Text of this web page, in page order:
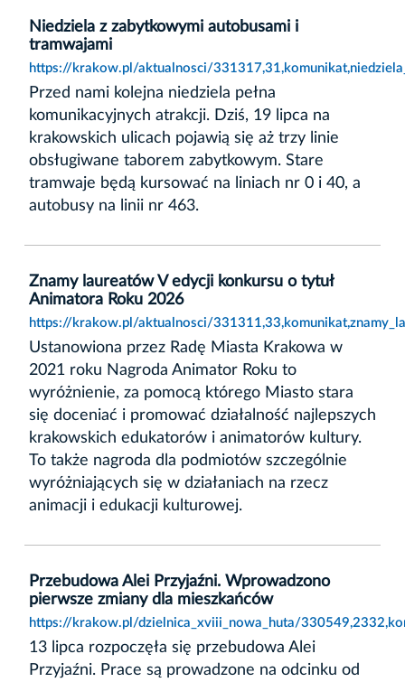
Niedziela z zabytkowymi autobusami i
tramwajami
https://krakow.pl/aktualnosci/
Przed nami kolejna niedziela pełna
komunikacyjnych atrakcji. Dziś, 19 lipca na
krakowskich ulicach pojawią się aż trzy linie
obsługiwane taborem zabytkowym. Stare
tramwaje będą kursować na liniach nr 0 i 40, a
autobusy na linii nr 463.
Znamy laureatów V edycji konkursu o tytuł
Animatora Roku 2026
https://krakow.pl/aktualnosci/
Ustanowiona przez Radę Miasta Krakowa w
2021 roku Nagroda Animator Roku to
wyróżnienie, za pomocą którego Miasto stara
się doceniać i promować działalność najlepszych
krakowskich edukatorów i animatorów kultury.
To także nagroda dla podmiotów szczególnie
wyróżniających się w działaniach na rzecz
animacji i edukacji kulturowej.
Przebudowa Alei Przyjaźni. Wprowadzono
pierwsze zmiany dla mieszkańców
https://krakow.pl/dzielnica_xviii_nowa_huta/
13 lipca rozpoczęła się przebudowa Alei
Przyjaźni. Prace są prowadzone na odcinku od